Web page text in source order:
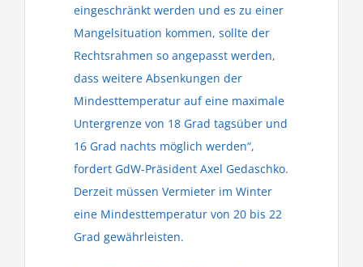
eingeschränkt werden und es zu einer
Mangelsituation kommen, sollte der
Rechtsrahmen so angepasst werden,
dass weitere Absenkungen der
Mindesttemperatur auf eine maximale
Untergrenze von 18 Grad tagsüber und
16 Grad nachts möglich werden“,
fordert GdW-Präsident Axel Gedaschko.
Derzeit müssen Vermieter im Winter
eine Mindesttemperatur von 20 bis 22
Grad gewährleisten.